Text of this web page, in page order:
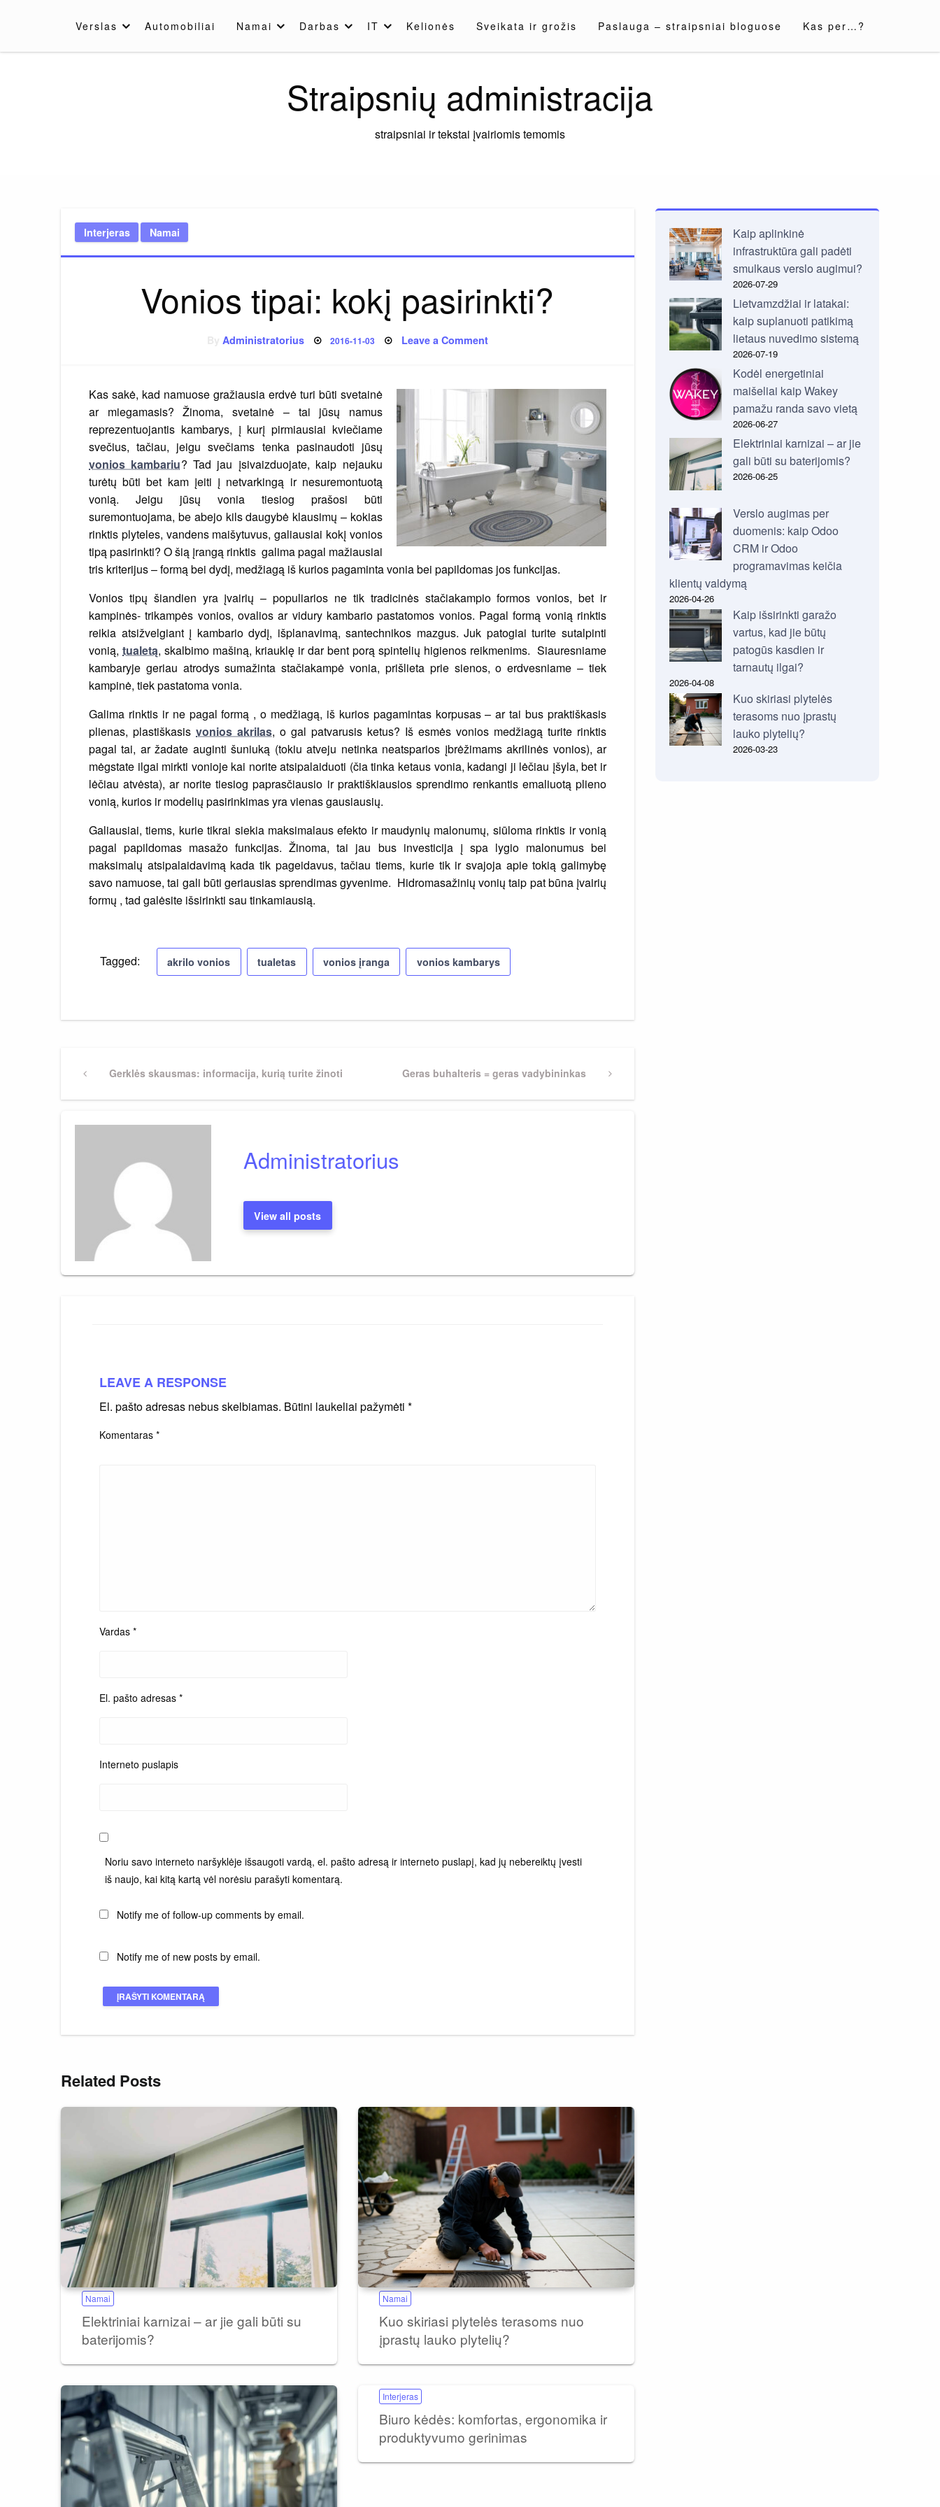
Verslas Automobiliai Namai Darbas IT Kelionės Sveikata ir grožis Paslauga – straipsniai bloguose Kas per…?
Straipsnių administracija
straipsniai ir tekstai įvairiomis temomis
Interjeras Namai
Vonios tipai: kokį pasirinkti?
ByAdministratorius Posted
2016-11-03 Leave a Commenton
Kas sakė, kad namuose gražiausia erdvė turi būti svetainė
ar miegamasis? Žinoma, svetainė – tai jūsų namus
reprezentuojantis kambarys, į kurį pirmiausiai kviečiame
svečius, tačiau, jeigu svečiams tenka pasinaudoti jūsų
vonios kambariu? Tad jau įsivaizduojate, kaip nejauku
turėtų būti bet kam įeiti į netvarkingą ir nesuremontuotą
vonią. Jeigu jūsų vonia tiesiog prašosi būti
suremontuojama, be abejo kils daugybė klausimų – kokias
rinktis plyteles, vandens maišytuvus, galiausiai kokį vonios
tipą pasirinkti? O šią įrangą rinktis galima pagal mažiausiai
tris kriterijus – formą bei dydį, medžiagą iš kurios pagaminta vonia bei papildomas jos funkcijas.
Vonios tipų šiandien yra įvairių – populiarios ne tik tradicinės stačiakampio formos vonios, bet ir
kampinės- trikampės vonios, ovalios ar vidury kambario pastatomos vonios. Pagal formą vonią rinktis
reikia atsižvelgiant į kambario dydį, išplanavimą, santechnikos mazgus. Juk patogiai turite sutalpinti
vonią, tualetą, skalbimo mašiną, kriauklę ir dar bent porą spintelių higienos reikmenims. Siauresniame
kambaryje geriau atrodys sumažinta stačiakampė vonia, prišlieta prie sienos, o erdvesniame – tiek
kampinė, tiek pastatoma vonia.
Galima rinktis ir ne pagal formą , o medžiagą, iš kurios pagamintas korpusas – ar tai bus praktiškasis
plienas, plastiškasis vonios akrilas, o gal patvarusis ketus? Iš esmės vonios medžiagą turite rinktis
pagal tai, ar žadate auginti šuniuką (tokiu atveju netinka neatsparios įbrėžimams akrilinės vonios), ar
mėgstate ilgai mirkti vonioje kai norite atsipalaiduoti (čia tinka ketaus vonia, kadangi ji lėčiau įšyla, bet ir
lėčiau atvėsta), ar norite tiesiog paprasčiausio ir praktiškiausios sprendimo renkantis emaliuotą plieno
vonią, kurios ir modelių pasirinkimas yra vienas gausiausių.
Galiausiai, tiems, kurie tikrai siekia maksimalaus efekto ir maudynių malonumų, siūloma rinktis ir vonią
pagal papildomas masažo funkcijas. Žinoma, tai jau bus investicija į spa lygio malonumus bei
maksimalų atsipalaidavimą kada tik pageidavus, tačiau tiems, kurie tik ir svajoja apie tokią galimybę
savo namuose, tai gali būti geriausias sprendimas gyvenime. Hidromasažinių vonių taip pat būna įvairių
formų , tad galėsite išsirinkti sau tinkamiausią.
Tagged: akrilo vonios tualetas vonios įranga vonios kambarys
Navigacija
tarp
PreviousGerklės skausmas: informacija, kurią turite žinoti
Next
Geras buhalteris = geras vadybininkas
Administratorius
View all posts
LEAVE A RESPONSE
El. pašto adresas nebus skelbiamas. Būtini laukeliai pažymėti *
Komentaras *
Vardas *
El. pašto adresas *
Interneto puslapis
Noriu savo interneto naršyklėje išsaugoti vardą, el. pašto adresą ir interneto puslapį, kad jų nebereiktų įvesti
iš naujo, kai kitą kartą vėl norėsiu parašyti komentarą.
Notify me of follow-up comments by email.
Notify me of new posts by email.
Related Posts
Namai
Elektriniai karnizai – ar jie gali būti su
baterijomis?
Namai
Kuo skiriasi plytelės terasoms nuo
įprastų lauko plytelių?
Interjeras
Biuro kėdės: komfortas, ergonomika ir
produktyvumo gerinimas
Kaip aplinkinė
infrastruktūra gali padėti
smulkaus verslo augimui?
2026-07-29
Lietvamzdžiai ir latakai:
kaip suplanuoti patikimą
lietaus nuvedimo sistemą
2026-07-19
Kodėl energetiniai
maišeliai kaip Wakey
pamažu randa savo vietą
2026-06-27
Elektriniai karnizai – ar jie
gali būti su baterijomis?
2026-06-25
Verslo augimas per
duomenis: kaip Odoo
CRM ir Odoo
programavimas keičia
klientų valdymą
2026-04-26
Kaip išsirinkti garažo
vartus, kad jie būtų
patogūs kasdien ir
tarnautų ilgai?
2026-04-08
Kuo skiriasi plytelės
terasoms nuo įprastų
lauko plytelių?
2026-03-23